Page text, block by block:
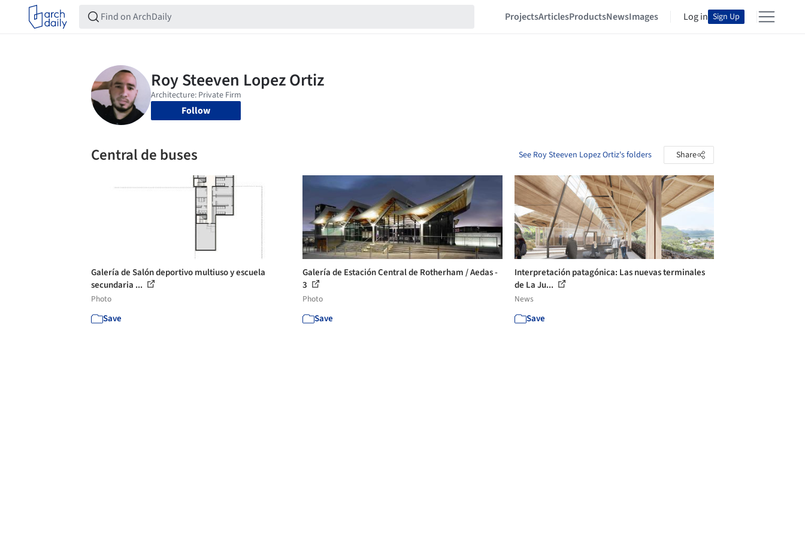
ProjectsArticlesProductsNewsImages Log in Sign Up
Follow
Central de buses See Roy Steeven Lopez Ortiz's folders Share
Galería de Salón deportivo multiuso y escuela
secundaria ...
Photo
Save
Galería de Estación Central de Rotherham / Aedas -
3
Photo
Save
Interpretación patagónica: Las nuevas terminales
de La Ju...
News
Save